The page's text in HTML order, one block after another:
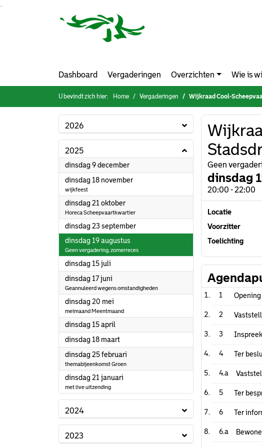
Ga naar de inhoud van deze pagina
Dashboard Vergaderingen Overzichten Wie is
U bevindt zich hier: Home Vergaderingen Wijkraad Cool-
2026
2025
dinsdag 9 december2025
dinsdag 18 november2025
wijkfeest
dinsdag 21 oktober2025
Horeca Scheepvaartkwartier
dinsdag 23 september2025
dinsdag 19 augustus
Geen vergadering, zomerreces
dinsdag 15 juli
dinsdag 17 juni
Geannuleerd wegens omstandigheden
dinsdag 20 mei
meimaand Meentmaand
dinsdag 15 april
dinsdag 18 maart2025
dinsdag 25 februari
themabijeenkomst Groen
dinsdag 21 januari
met live uitzending
2024
2023
Geen
dinsdag
20:00 - 22:00
Locatie
Voorzitter
Toelichting
1 Opening
2
3
4 Ter
4.a
5 Ter
6 Ter
6.a